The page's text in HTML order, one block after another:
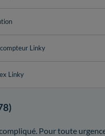
Linky
Linky
Pour toute